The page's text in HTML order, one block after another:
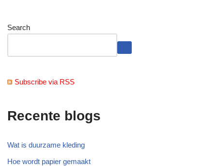
Search
Subscribe via RSS
Recente blogs
Wat is duurzame kleding
Hoe wordt papier gemaakt